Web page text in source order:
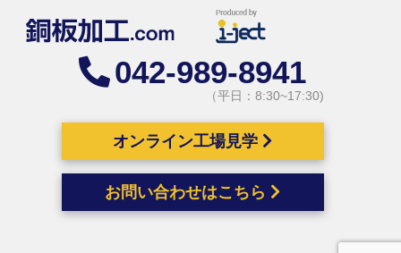
042-989-8941
（平日：8:30~17:30)
オンライン工場見学
お問い合わせはこちら